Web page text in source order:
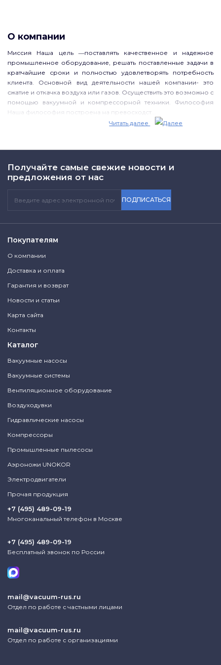
О компании
Миссия Наша цель ―поставлять качественное и надежное
промышленное оборудование, решать поставленные задачи в
кратчайшие сроки и полностью удовлетворять потребность
клиента. Основной вид деятельности нашей компании- это
сжатие и откачка воздуха или газов. Осуществить это возможно с
помощью вакуумной и компрессорной техники. Философия
Наша философия построена на превосходст...
Читать далее
Получайте самые свежие новости и
предложения от нас
ПОДПИСАТЬСЯ
Покупателям
О компании
Доставка и оплата
Гарантия и возврат
Новости и статьи
Карта сайта
Контакты
Каталог
Вакуумные насосы
Вакуумные системы
Вентиляционное оборудование
Воздуходувки
Гидравлические насосы
Компрессоры
Промышленные пылесосы
Аэроножи UNOKOR
Электродвигатели
Прочая продукция
+7 (495) 489-09-19
Многоканальный телефон в Москве
+7 (495) 489-09-19
Бесплатный звонок по России
mail@vacuum-rus.ru
Отдел по работе с частными лицами
mail@vacuum-rus.ru
Отдел по работе с организациями